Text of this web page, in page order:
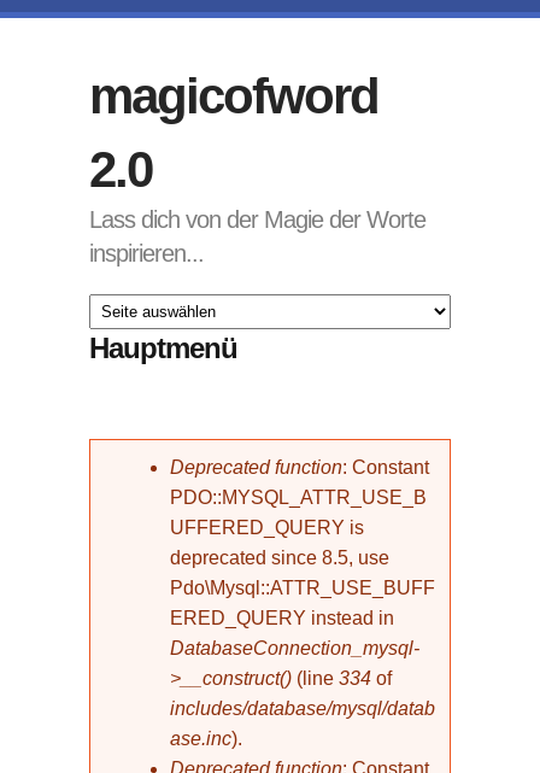
magicofword
2.0
Lass dich von der Magie der Worte
inspirieren...
Hauptmenü
Fehlermeldung
Deprecated function: Constant
PDO::MYSQL_ATTR_USE_B
UFFERED_QUERY is
deprecated since 8.5, use
Pdo\Mysql::ATTR_USE_BUFF
ERED_QUERY instead in
DatabaseConnection_mysql-
>__construct() (line 334 of
includes/database/mysql/datab
ase.inc).
Deprecated function: Constant